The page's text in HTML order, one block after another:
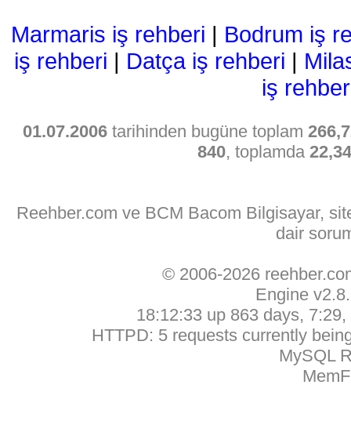
Marmaris iş rehberi | Bodrum iş
iş rehberi | Datça iş rehberi |
iş
01.07.2006 tarihinden bugüne toplam
840, toplamda
Reehber.com ve BCM Bacom Bilgisayar,
dair
© 2006-2026
Engine
18:12:33 up 863 days,
HTTPD: 5 requests currently
MySQL